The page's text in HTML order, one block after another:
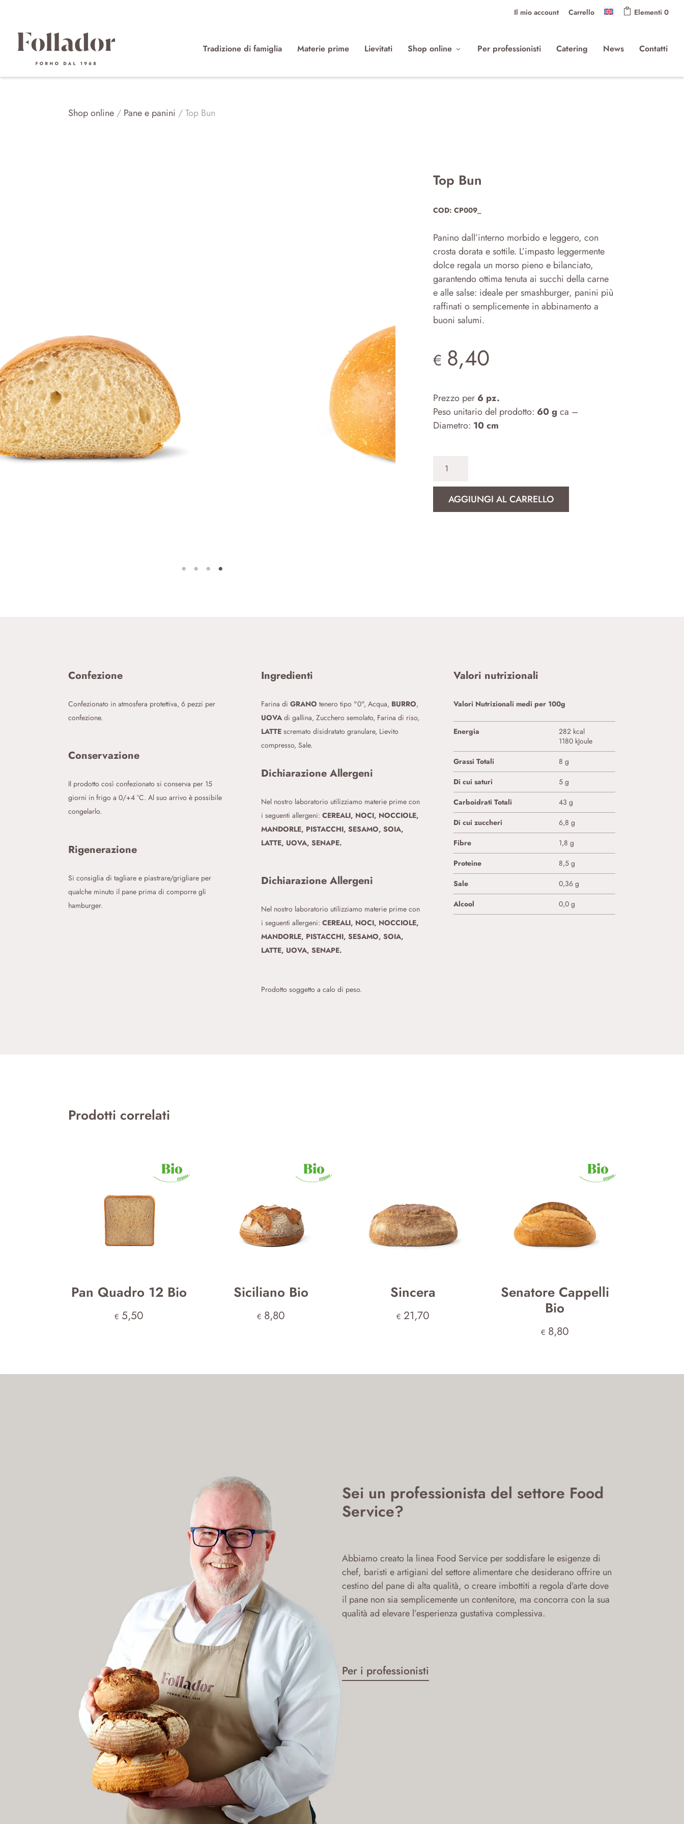
Il mio account Carrello Elementi 0
Tradizione di famiglia Materie prime Lievitati Shop online Per professionisti Catering News Contatti
Shop online / Pane e panini / Top Bun
Top Bun
COD: CP009_
Panino dall’interno morbido e leggero, con
crosta dorata e sottile. L’impasto leggermente
dolce regala un morso pieno e bilanciato,
garantendo ottima tenuta ai succhi della carne
e alle salse: ideale per smashburger, panini più
raffinati o semplicemente in abbinamento a
buoni salumi.
€ 8,40
Prezzo per 6 pz.
Peso unitario del prodotto: 60 g ca –
Diametro: 10 cm
Top
quantità
AGGIUNGI AL CARRELLO
Confezione
Confezionato in atmosfera protettiva, 6 pezzi per
confezione.
Conservazione
Il prodotto così confezionato si conserva per 15
giorni in frigo a 0/+4 °C. Al suo arrivo è possibile
congelarlo.
Rigenerazione
Si consiglia di tagliare e piastrare/grigliare per
qualche minuto il pane prima di comporre gli
hamburger.
Ingredienti
Farina di GRANO tenero tipo "0", Acqua, BURRO,
UOVAdi gallina, Zucchero semolato, Farina di riso,
LATTEscremato disidratato granulare, Lievito
compresso, Sale.
Dichiarazione Allergeni
Nel nostro laboratorio utilizziamo materie prime con
i seguenti allergeni: CEREALI, NOCI, NOCCIOLE,
MANDORLE, PISTACCHI, SESAMO, SOIA,
LATTE, UOVA, SENAPE.
Dichiarazione Allergeni
Nel nostro laboratorio utilizziamo materie prime con
i seguenti allergeni: CEREALI, NOCI, NOCCIOLE,
MANDORLE, PISTACCHI, SESAMO, SOIA,
LATTE, UOVA, SENAPE.
Prodotto soggetto a calo di peso.
Valori nutrizionali
Valori Nutrizionali medi per 100g
Energia
282 kcal
1180 kJoule
Grassi Totali
8 g
Di cui saturi
5 g
Carboidrati Totali
43 g
Di cui zuccheri
6,8 g
Fibre
1,8 g
Proteine
8,5 g
Sale
0,36 g
Alcool
0,0 g
Prodotti correlati
Pan Quadro 12 Bio
€ 5,50
Siciliano Bio
€ 8,80
Sincera
€ 21,70
Senatore Cappelli
Bio
€ 8,80
Sei un professionista del settore Food
Service?
Abbiamo creato la linea Food Service per soddisfare le esigenze di
chef, baristi e artigiani del settore alimentare che desiderano offrire un
cestino del pane di alta qualità, o creare imbottiti a regola d’arte dove
il pane non sia semplicemente un contenitore, ma concorra con la sua
qualità ad elevare l’esperienza gustativa complessiva.
Per i professionisti